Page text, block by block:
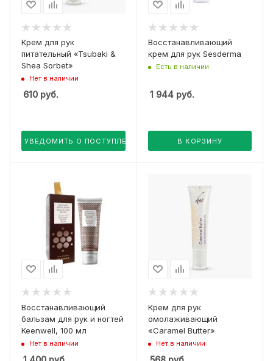
Крем для рук
питательный «Tsubaki &
Shea Sorbet»
Нет в наличии
610 руб.
УВЕДОМИТЬ О ПОСТУПЛЕНИИ
Восстанавливающий
крем для рук Sesderma
Есть в наличии
1 944руб.
В КОРЗИНУ
Восстанавливающий
бальзам для рук и ногтей
Keenwell, 100 мл
Нет в наличии
Крем для рук
омолаживающий
«Caramel Butter»
Нет в наличии